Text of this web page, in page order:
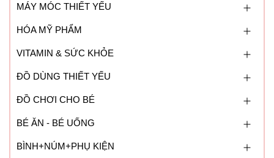
MÁY MÓC THIẾT YẾU
HÓA MỸ PHẨM
VITAMIN & SỨC KHỎE
ĐỒ DÙNG THIẾT YẾU
ĐỒ CHƠI CHO BÉ
BÉ ĂN - BÉ UỐNG
BÌNH+NÚM+PHỤ KIỆN